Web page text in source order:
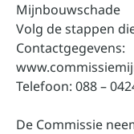
Mijnbouwschade
Volg de stappen
Contactgegevens:
Telefoon: 088 –
De Commissie